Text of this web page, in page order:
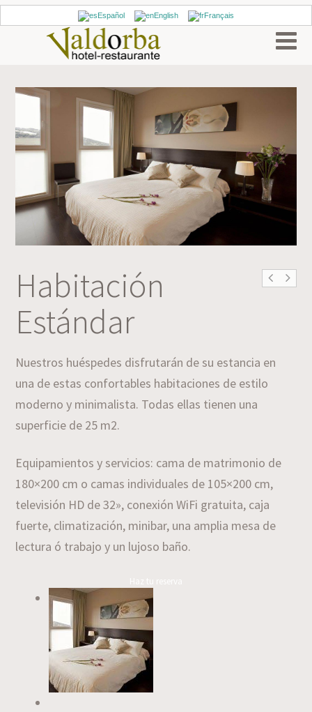
Español English Français
Habitación
Estándar
Nuestros huéspedes disfrutarán de su estancia en
una de estas confortables habitaciones de estilo
moderno y minimalista. Todas ellas tienen una
superficie de 25 m2.
Equipamientos y servicios: cama de matrimonio de
180×200 cm o camas individuales de 105×200 cm,
televisión HD de 32», conexión WiFi gratuita, caja
fuerte, climatización, minibar, una amplia mesa de
lectura ó trabajo y un lujoso baño.